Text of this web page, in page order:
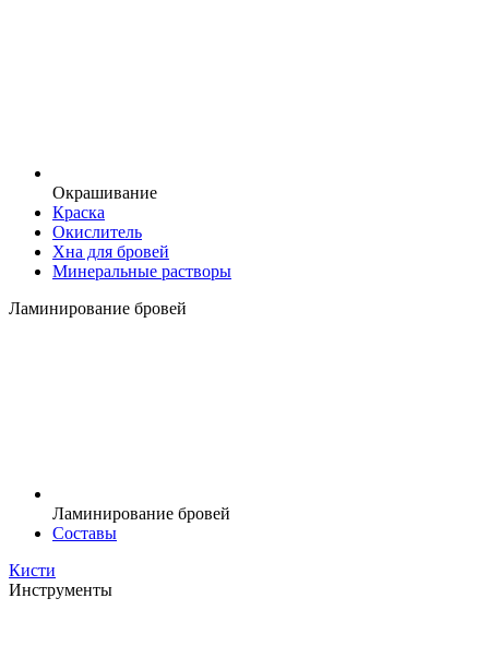
Окрашивание
Краска
Окислитель
Хна для бровей
Минеральные растворы
Ламинирование бровей
Ламинирование бровей
Составы
Кисти
Инструменты